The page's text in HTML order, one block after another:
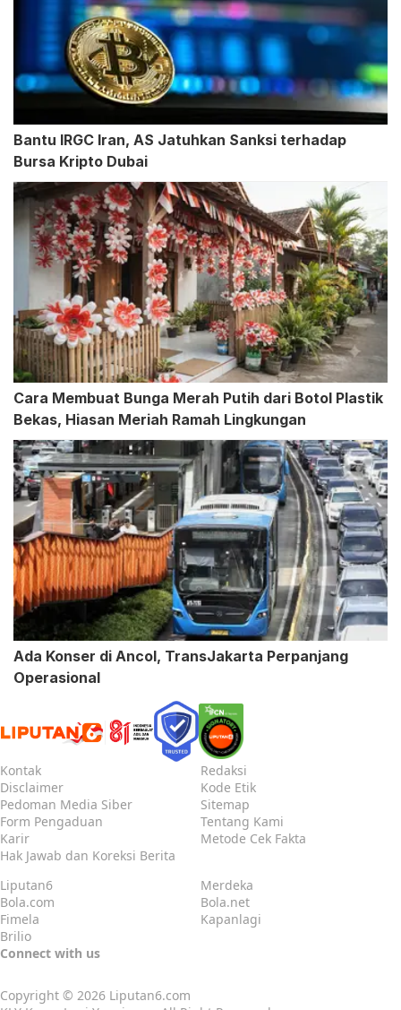
Bantu IRGC Iran, AS Jatuhkan Sanksi terhadap
Bursa Kripto Dubai
Cara Membuat Bunga Merah Putih dari Botol Plastik
Bekas, Hiasan Meriah Ramah Lingkungan
Ada Konser di Ancol, TransJakarta Perpanjang
Operasional
Kontak
Redaksi
Disclaimer
Kode Etik
Pedoman Media Siber
Sitemap
Form Pengaduan
Tentang Kami
Karir
Metode Cek Fakta
Hak Jawab dan Koreksi Berita
Liputan6
Merdeka
Bola.com
Bola.net
Fimela
Kapanlagi
Brilio
Connect with us
Copyright © 2026 Liputan6.com